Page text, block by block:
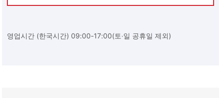
영업시간 (한국시간) 09:00-17:00(토∙일 공휴일 제외)